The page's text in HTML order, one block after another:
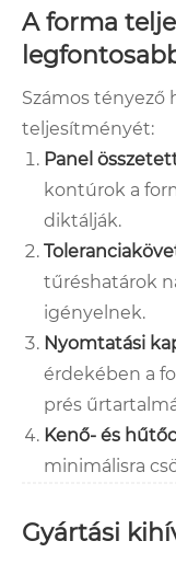
A forma
Számos tényező
teljesítményét:
Panel
kontúrok a
diktálják.
tűréshatárok
igényelnek.
Nyomtatási
érdekében a
prés
Kenő- és
minimálisra
Gyártási